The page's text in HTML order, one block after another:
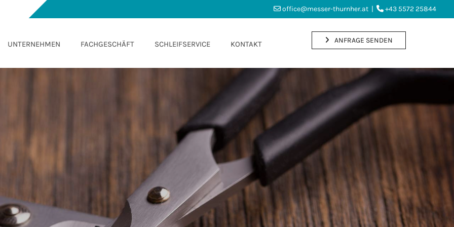
 office@messer-thurnher.at|  +43 5572 25844
UNTERNEHMEN FACHGESCHÄFT SCHLEIFSERVICE KONTAKT ANFRAGE SENDEN